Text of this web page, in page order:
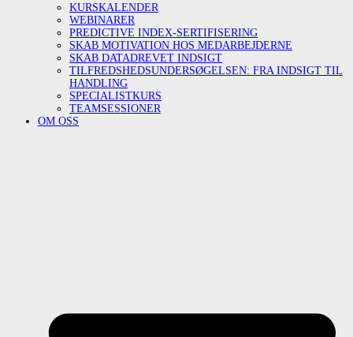
KURSKALENDER
WEBINARER
PREDICTIVE INDEX-SERTIFISERING
SKAB MOTIVATION HOS MEDARBEJDERNE
SKAB DATADREVET INDSIGT
TILFREDSHEDSUNDERSØGELSEN: FRA INDSIGT TIL
HANDLING
SPECIALISTKURS
TEAMSESSIONER
OM OSS